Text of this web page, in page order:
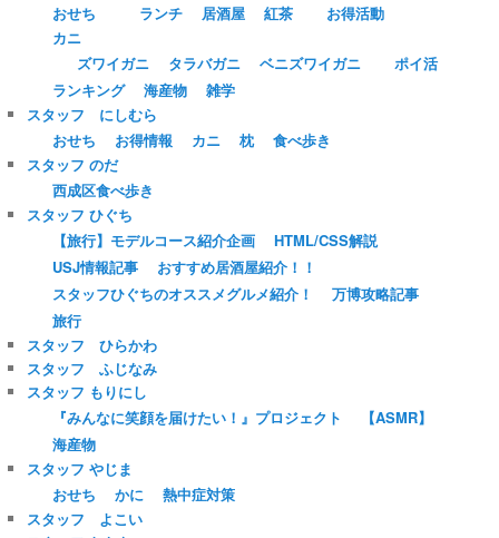
おせち
ランチ
居酒屋 紅茶
お得活動
カニ
ズワイガニ
タラバガニ ベニズワイガニ
ポイ活
ランキング
海産物
雑学
スタッフ にしむら
おせち
お得情報 カニ 枕
食べ歩き
スタッフ のだ
西成区食べ歩き
スタッフ ひぐち
【旅行】モデルコース紹介企画
HTML/CSS解説
USJ情報記事
おすすめ居酒屋紹介！！
スタッフひぐちのオススメグルメ紹介！
万博攻略記事
旅行
スタッフ ひらかわ
スタッフ ふじなみ
スタッフ もりにし
『みんなに笑顔を届けたい！』プロジェクト
【ASMR】
海産物
スタッフ やじま
おせち
かに
熱中症対策
スタッフ よこい